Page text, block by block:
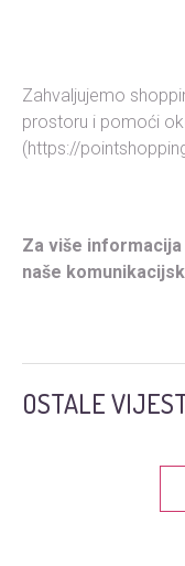
Zahvaljujemo
prostoru i pomoći
(https://
Za više
naše
OSTALE